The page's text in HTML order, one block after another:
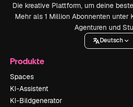
Die kreative Plattform, um deine
Mehr als 1 Million Abonnenten unter
Agenturen und
Deutsch
Produkte
Spaces
KI-Assistent
KI-Bildgenerator